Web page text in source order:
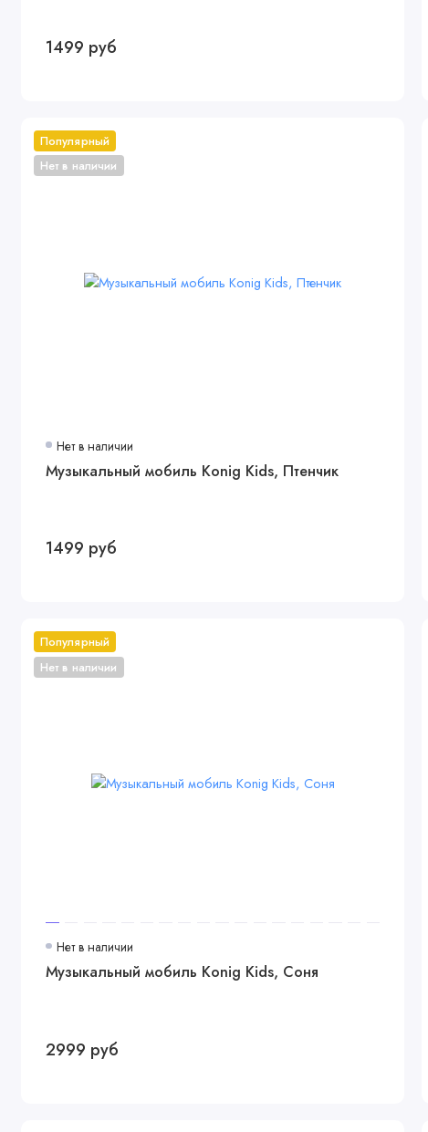
1499 руб
Популярный
Нет в наличии
Нет в наличии
Музыкальный мобиль Konig Kids, Птенчик
1499 руб
Популярный
Нет в наличии
Нет в наличии
Музыкальный мобиль Konig Kids, Соня
2999 руб